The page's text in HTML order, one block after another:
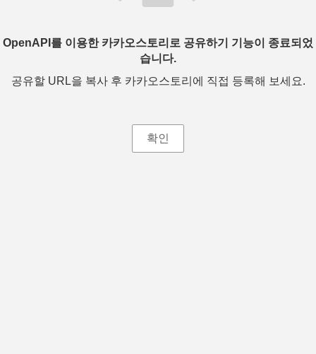
OpenAPI를 이용한 카카오스토리로 공유하기 기능이 종료되었
습니다.
공유할 URL을 복사 후 카카오스토리에 직접 등록해 보세요.
확인